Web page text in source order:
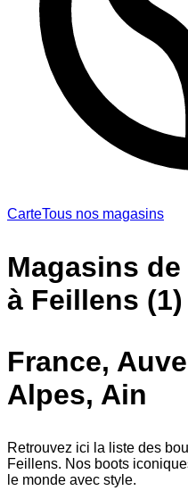
CarteTous nos magasins
Magasins
à Feillens (1)
France,
Alpes, Ain
Retrouvez ici la liste des
Feillens. Nos boots
le monde avec style.